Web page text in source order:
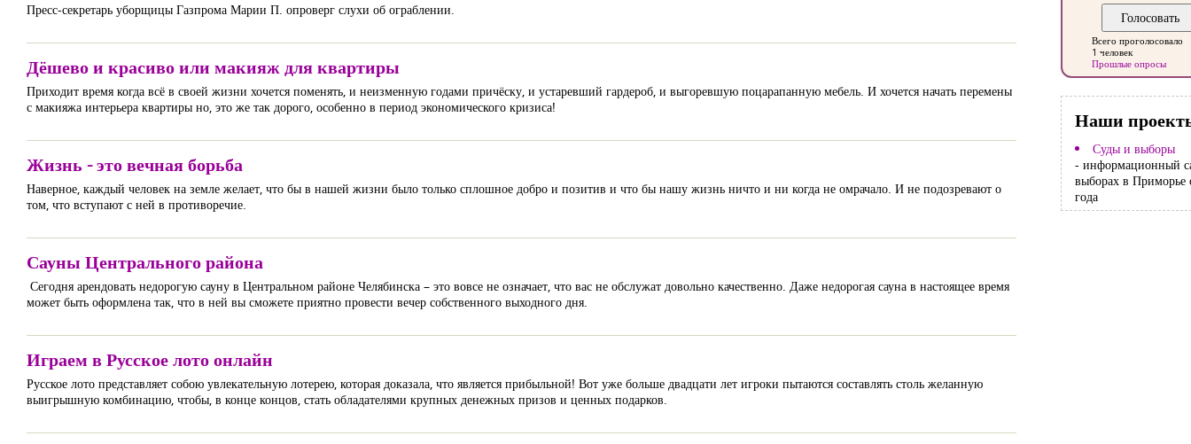
Пресс-секретарь уборщицы Газпрома Марии П. опроверг слухи об ограблении.
Дёшево и красиво или макияж для квартиры
Приходит время когда всё в своей жизни хочется поменять, и неизменную годами причёску, и устаревший гардероб, и выгоревшую поцарапанную мебель. И хочется начать перемены
с макияжа интерьера квартиры но, это же так дорого, особенно в период экономического кризиса!
Жизнь - это вечная борьба
Наверное, каждый человек на земле желает, что бы в нашей жизни было только сплошное добро и позитив и что бы нашу жизнь ничто и ни когда не омрачало. И не подозревают о
том, что вступают с ней в противоречие.
Сауны Центрального района
Сегодня арендовать недорогую сауну в Центральном районе Челябинска – это вовсе не означает, что вас не обслужат довольно качественно. Даже недорогая сауна в настоящее время
может быть оформлена так, что в ней вы сможете приятно провести вечер собственного выходного дня.
Играем в Русское лото онлайн
Русское лото представляет собою увлекательную лотерею, которая доказала, что является прибыльной! Вот уже больше двадцати лет игроки пытаются составлять столь желанную
выигрышную комбинацию, чтобы, в конце концов, стать обладателями крупных денежных призов и ценных подарков.
Всего проголосовало
1 человек
Прошлые опросы
Наши
Суды и выборы
- информационный
выборах в Приморье
года